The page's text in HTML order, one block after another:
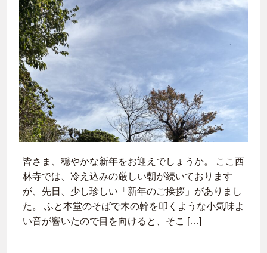
皆さま、穏やかな新年をお迎えでしょうか。 ここ西
林寺では、冷え込みの厳しい朝が続いております
が、先日、少し珍しい「新年のご挨拶」がありまし
た。 ふと本堂のそばで木の幹を叩くような小気味よ
い音が響いたので目を向けると、そこ […]